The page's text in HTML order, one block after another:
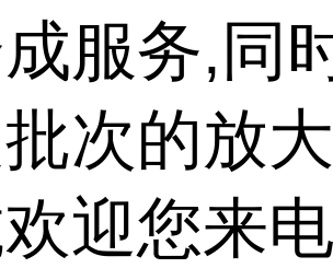
服务,同
次的放
迎您来